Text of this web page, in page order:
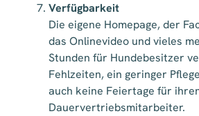
Verfügbarkeit
Die eigene Homepage, der
das Onlinevideo und vieles
Stunden für Hundebesitzer
Fehlzeiten, ein geringer
auch keine Feiertage für
Dauervertriebsmitarbeiter.